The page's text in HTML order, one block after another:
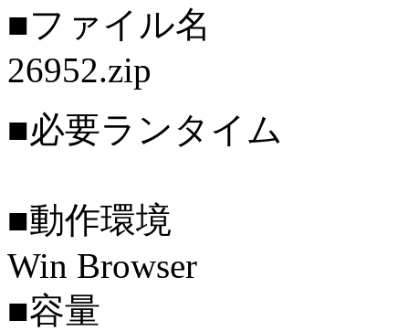
■ファイル名
26952.zip
■必要ランタイム
■動作環境
Win Browser
■容量